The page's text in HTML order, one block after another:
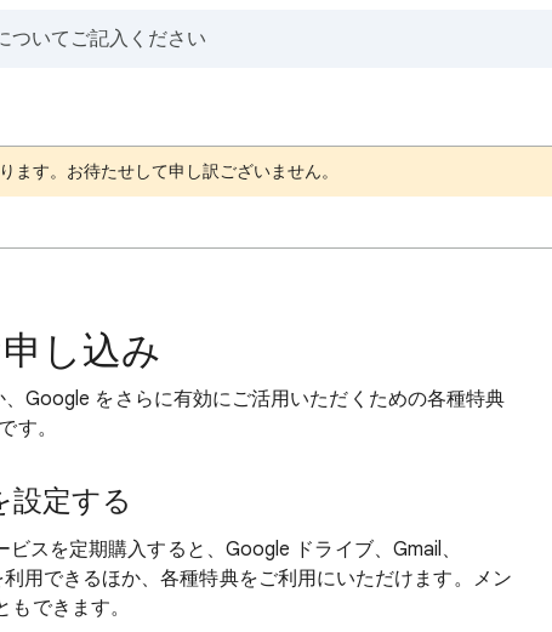
す。お待たせして申し訳ございません。
し込み
Google をさらに有効にご活用いただくための各種特典
す。
定する
スを定期購入すると、Google ドライブ、Gmail、
用できるほか、各種特典をご利用にいただけます。メン
できます。